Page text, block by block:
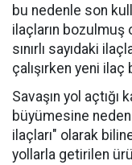
bu nedenle son
ilaçların bozulmuş
sınırlı sayıdaki
çalışırken yeni ilaç
Savaşın yol
büyümesine neden
ilaçları" olarak
yollarla getirilen